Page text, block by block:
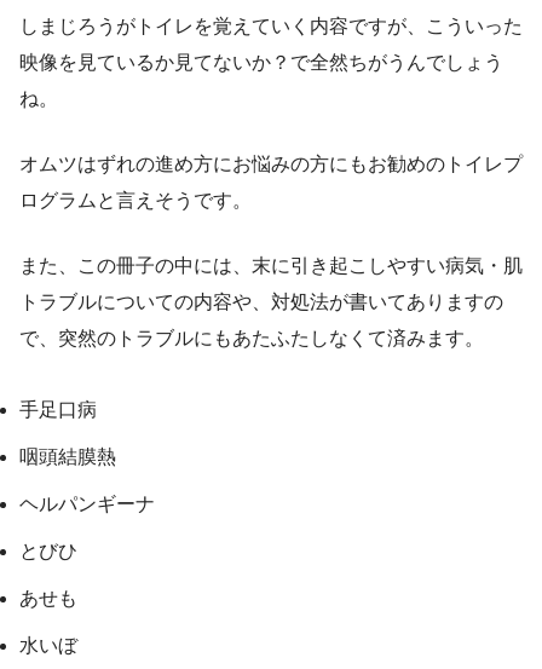
しまじろうがトイレを覚えていく内容ですが、こういった
映像を見ているか見てないか？で全然ちがうんでしょう
ね。
オムツはずれの進め方にお悩みの方にもお勧めのトイレプ
ログラムと言えそうです。
また、この冊子の中には、末に引き起こしやすい病気・肌
トラブルについての内容や、対処法が書いてありますの
で、突然のトラブルにもあたふたしなくて済みます。
手足口病
咽頭結膜熱
ヘルパンギーナ
とびひ
あせも
水いぼ